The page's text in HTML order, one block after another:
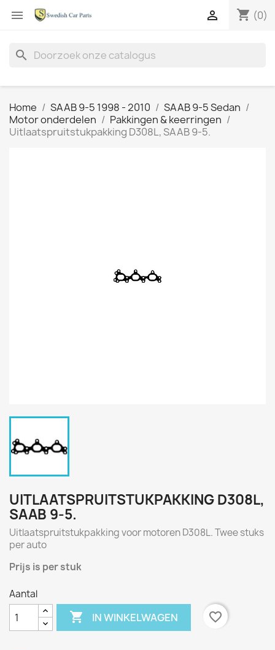
 shopping_cart (0)

search
Home SAAB 9-5 1998 - 2010
SAAB 9-5 Sedan
Motor onderdelen
Pakkingen & keerringen
Uitlaatspruitstukpakking D308L, SAAB 9-5.
UITLAATSPRUITSTUKPAKKING D308L,
SAAB 9-5.
Uitlaatspruitstukpakking voor motoren D308L. Twee stuks
per auto
Prijs is per stuk
Aantal
 IN WINKELWAGEN favorite_border